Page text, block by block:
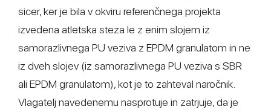
sicer, ker je bila v okviru referenčnega projekta
izvedena atletska steza le z enim slojem iz
samorazlivnega PU veziva z EPDM granulatom in ne
iz dveh slojev (iz samorazlivnega PU veziva s SBR
ali EPDM granulatom), kot je to zahteval naročnik.
Vlagatelj navedenemu nasprotuje in zatrjuje, da je